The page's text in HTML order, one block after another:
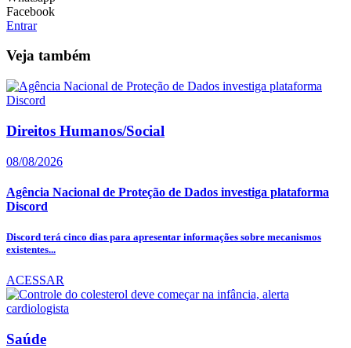
Facebook
Entrar
Veja também
Direitos Humanos/Social
08/08/2026
Agência Nacional de Proteção de Dados investiga plataforma
Discord
Discord terá cinco dias para apresentar informações sobre mecanismos
existentes...
ACESSAR
Saúde